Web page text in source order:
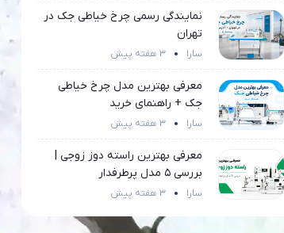
نمایندگی رسمی چرخ خیاطی جک در
تهران
سارا 3 هفته پیش
معرفی بهترین مدل چرخ خیاطی
جک + راهنمای خرید
سارا 3 هفته پیش
معرفی بهترین راسته دوز زوجی |
بررسی 5 مدل پرطرفدار
سارا 3 هفته پیش